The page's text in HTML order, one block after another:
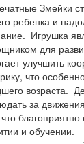
Змейки
ребенка и
Игрушка
для
улучшить
что
возраста.
за
благоприятно
и обучении.